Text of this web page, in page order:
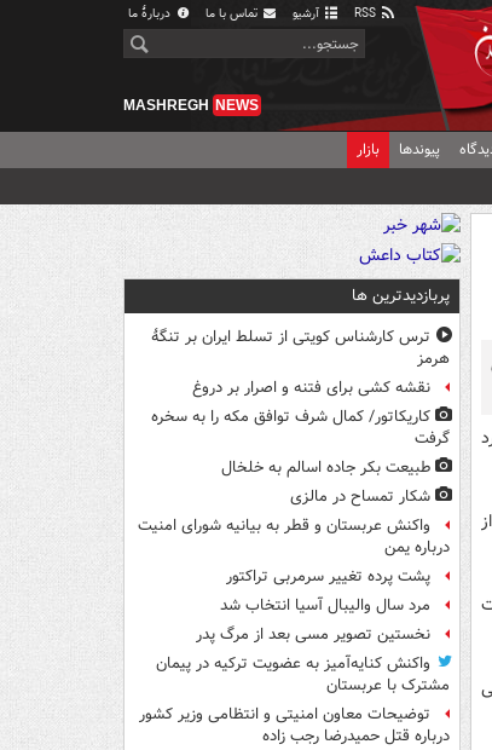
آرشیو تماس با ما دربارهٔ ما
MASHREGH NEWS
پیوندها بازار
پربازدیدترین ها
ترس کارشناس کویتی از تسلط ایران بر تنگۀ
هرمز
نقشه کشی برای فتنه و اصرار بر دروغ
کاریکاتور/ کمال شرف توافق مکه را به سخره
گرفت
طبیعت بکر جاده اسالم به خلخال
شکار تمساح در مالزی
واکنش عربستان و قطر به بیانیه شورای امنیت
درباره یمن
پشت پرده تغییر سرمربی تراکتور
مرد سال والیبال آسیا انتخاب شد
نخستین تصویر مسی بعد از مرگ پدر
واکنش کنایه‌آمیز به عضویت ترکیه در پیمان
مشترک با عربستان
توضیحات معاون امنیتی و انتظامی وزیر کشور
درباره قتل حمیدرضا رجب زاده